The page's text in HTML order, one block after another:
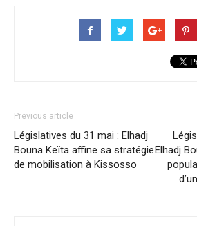
Previous article
Législatives du 31 mai : Elhadj
Bouna Keïta affine sa stratégie
de mobilisation à Kissosso
Elhadj